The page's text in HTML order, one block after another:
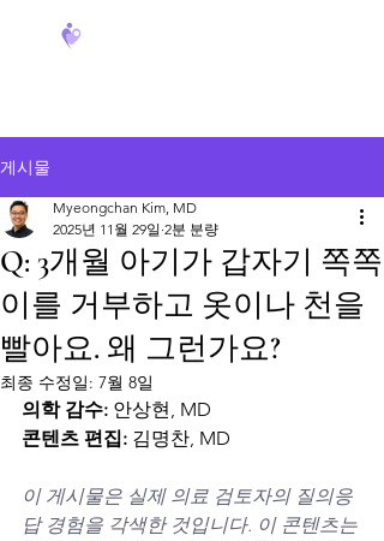
게시물
Q: 3개월 아기가 갑자기 쪽쪽
이를 거부하고 옷이나 천을
빨아요. 왜 그런가요?
Myeongchan Kim, MD
2025년 11월 29일 2분 분량
최종 수정일: 7월 8일
의학 감수: 안상현, MD
콘텐츠 편집: 김명찬, MD
이 게시물은 실제 의료 검토자의 질의응
답 경험을 각색한 것입니다. 이 콘텐츠는